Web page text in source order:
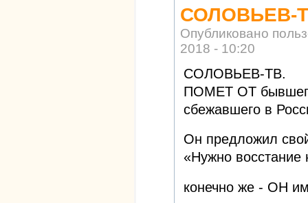
СОЛОВЬЕВ-
Опубликовано
2018 - 10:20
СОЛОВЬЕВ-ТВ.
ПОМЕТ ОТ бывшего
сбежавшего в
Он предложил
«Нужно восстание
конечно же - ОН